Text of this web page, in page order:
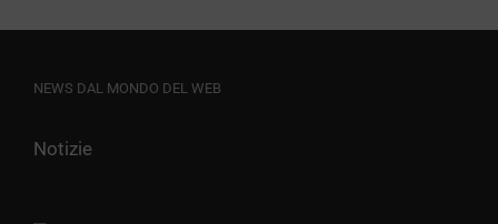
NEWS DAL MONDO DEL WEB
Notizie